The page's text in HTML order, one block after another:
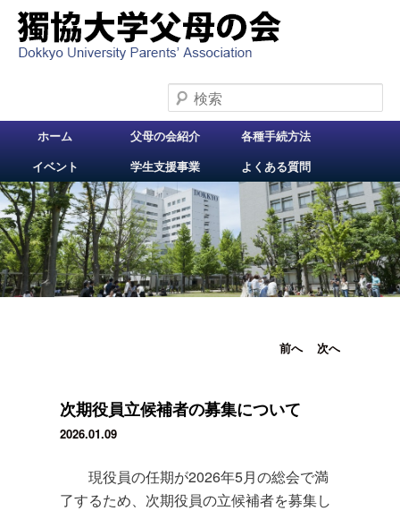
検索
メインメニュー
メインコンテンツへ
移動
ホーム 父母の会紹介
各種手続方法
イベント
学生支援事業 よくある質問
投稿ナビ
前へ 次へ
次期役員立候補者の募集について
2026.01.09
現役員の任期が2026年5月の総会で満
了するため、次期役員の立候補者を募集し